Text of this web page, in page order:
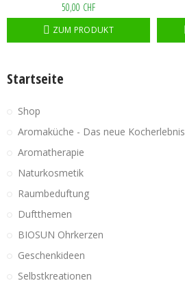
50,00 CHF
ZUM PRODUKT
Startseite
Shop
Aromaküche - Das neue Kocherlebnis
Aromatherapie
Naturkosmetik
Raumbeduftung
Duftthemen
BIOSUN Ohrkerzen
Geschenkideen
Selbstkreationen